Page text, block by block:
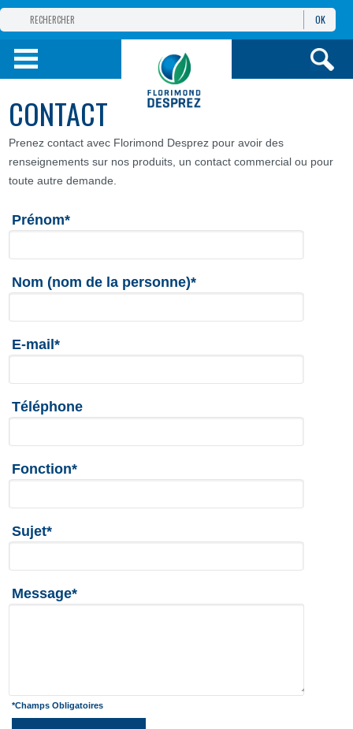
GROUPE
PRODUITS
INFOSET SERVICES
OK
CONTACT
Prenez contact avec Florimond Desprez pour avoir des
renseignements sur nos produits, un contact commercial ou pour
toute autre demande.
Prénom*
Nom (nom de la personne)*
E-mail*
Téléphone
Fonction*
Sujet*
Message*
*Champs Obligatoires